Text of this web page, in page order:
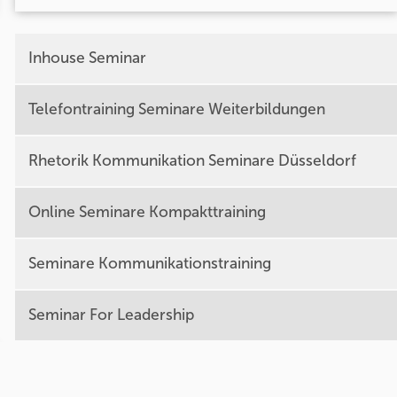
Inhouse Seminar
Telefontraining Seminare Weiterbildungen
Rhetorik Kommunikation Seminare Düsseldorf
Online Seminare Kompakttraining
Seminare Kommunikationstraining
Seminar For Leadership